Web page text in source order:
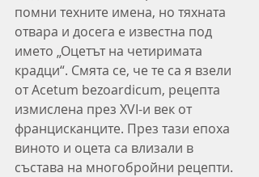
помни техните имена, но тяхната
отвара и досега е известна под
името „Оцетът на четиримата
крадци“. Смята се, че те са я взели
от Acetum bezoardicum, рецепта
измислена през XVI-и век от
францисканците. През тази епоха
виното и оцета са влизали в
състава на многобройни рецепти.